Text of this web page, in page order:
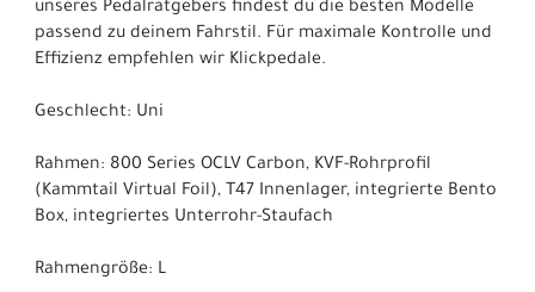
unseres Pedalratgebers findest du die besten Modelle
passend zu deinem Fahrstil. Für maximale Kontrolle und
Effizienz empfehlen wir Klickpedale.
Geschlecht: Uni
Rahmen: 800 Series OCLV Carbon, KVF-Rohrprofil
(Kammtail Virtual Foil), T47 Innenlager, integrierte Bento
Box, integriertes Unterrohr-Staufach
Rahmengröße: L